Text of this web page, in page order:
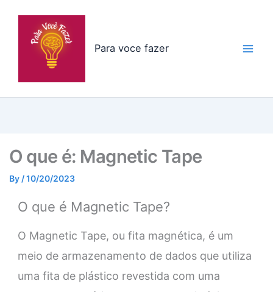
Para voce fazer
O que é: Magnetic Tape
By /10/20/2023
O que é Magnetic Tape?
O Magnetic Tape, ou fita magnética, é um
meio de armazenamento de dados que utiliza
uma fita de plástico revestida com uma